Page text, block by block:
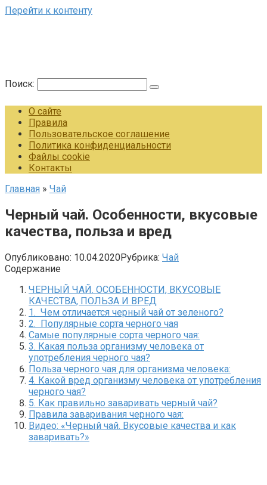
Перейти к контенту
Поиск:
О сайте
Правила
Пользовательское соглашение
Политика конфиденциальности
Файлы cookie
Контакты
Главная » Чай
Черный чай. Особенности, вкусовые
качества, польза и вред
Опубликовано: 10.04.2020Рубрика: Чай
Содержание
ЧЕРНЫЙ ЧАЙ. ОСОБЕННОСТИ, ВКУСОВЫЕ
КАЧЕСТВА, ПОЛЬЗА И ВРЕД
1. Чем отличается черный чай от зеленого?
2. Популярные сорта черного чая
Самые популярные сорта черного чая:
3. Какая польза организму человека от
употребления черного чая?
Польза черного чая для организма человека:
4. Какой вред организму человека от употребления
черного чая?
5. Как правильно заваривать черный чай?
Правила заваривания черного чая:
Видео: «Черный чай. Вкусовые качества и как
заваривать?»